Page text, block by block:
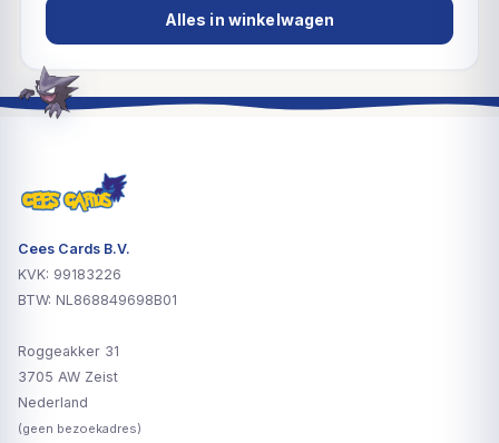
Alles in winkelwagen
Cees Cards B.V.
KVK: 99183226
BTW: NL868849698B01
Roggeakker 31
3705 AW Zeist
Nederland
(geen bezoekadres)